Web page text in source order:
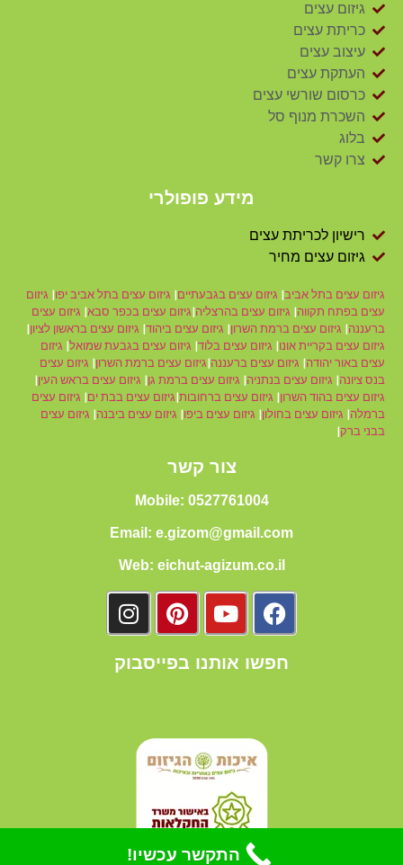
גיזום עצים
כריתת עצים
עיצוב עצים
העתקת עצים
כרסום שורשי עצים
השכרת מנוף סל
בלוג
צרו קשר
מידע פופולרי
רישיון לכריתת עצים
גיזום עצים מחיר
גיזום עצים בתל אביב| גיזום עצים בגבעתיים| גיזום עצים בתל אביב יפו| גיזום
עצים בפתח תקווה| גיזום עצים בהרצליה|גיזום עצים בכפר סבא| גיזום עצים
ברעננה| גיזום עצים ברמת השרון| גיזום עצים ביהוד| גיזום עצים בראשון לציון|
גיזום עצים בקריית אונו| גיזום עצים בלוד| גיזום עצים בגבעת שמואל| גיזום
עצים באור יהודה| גיזום עצים ברעננה|גיזום עצים ברמת השרון| גיזום עצים
בנס ציונה| גיזום עצים בנתניה| גיזום עצים ברמת גן| גיזום עצים בראש העין|
גיזום עצים בהוד השרון| גיזום עצים ברחובות|גיזום עצים בבת ים| גיזום עצים
ברמלה| גיזום עצים בחולון| גיזום עצים ביפו| גיזום עצים ביבנה| גיזום עצים
בבני ברק|
צור קשר
Mobile: 0527761004
Email: e.gizom@gmail.com
Web: eichut-agizum.co.il
חפשו אותנו בפייסבוק
התקשר עכשיו!